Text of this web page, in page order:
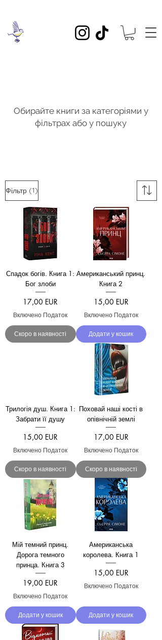
Обирайте книги за категоріями у
фільтрах або у пошуку
Фільтр (1)
Спадок богів. Книга 1:
Бог злоби
Ціна
17,00 EUR
Включено Податок
Скоро в наявності
Американський принц.
Книга 2
Ціна
15,00 EUR
Включено Податок
Додати у кошик
Трилогія душ. Книга 1:
Забрати її душу
Ціна
15,00 EUR
Включено Податок
Скоро в наявності
Поховай наші кості в
опівнічній землі
Ціна
17,00 EUR
Включено Податок
Скоро в наявності
Мій темний принц.
Дорога темного
принца. Книга 3
Ціна
19,00 EUR
Включено Податок
Додати у кошик
Американська
королева. Книга 1
Ціна
15,00 EUR
Включено Податок
Додати у кошик